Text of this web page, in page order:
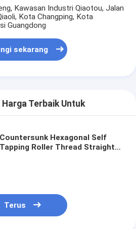
Kawasan Industri Qiaotou, Jalan
Kota Changping, Kota
Guangdong
sekarang
Harga Terbaik Untuk
Countersunk Hexagonal Self
Tapping Roller Thread Straight
Terus